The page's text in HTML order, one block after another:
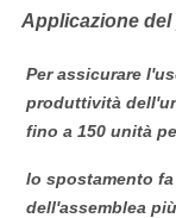
Applicazione
Per assicurare
produttività
fino a 150 unità
lo spostamento
dell'assemblea